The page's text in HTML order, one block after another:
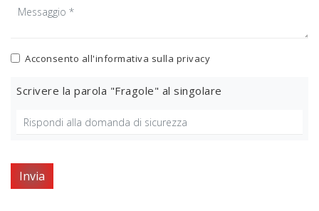
Acconsento all'informativa sulla privacy
Scrivere la parola "Fragole" al singolare
Invia